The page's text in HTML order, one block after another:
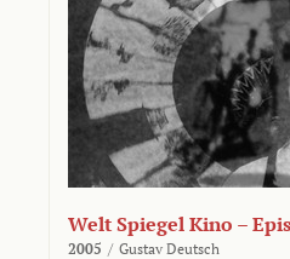
Welt Spiegel Kino –
2005 / Gustav Deutsch